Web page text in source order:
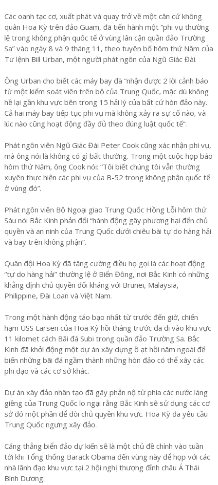
Các oanh tạc cơ, xuất phát và quay trở về một căn cứ không
quân Hoa Kỳ trên đảo Guam, đã tiến hành một “phi vụ thường
lệ trong không phận quốc tế ở vùng lân cận quần đảo Trường
Sa” vào ngày 8 và 9 tháng 11, theo tuyên bố hôm thứ Năm của
Tư lệnh Bill Urban, một người phát ngôn của Ngũ Giác Đài.
Ông Urban cho biết các máy bay đã “nhận được 2 lời cảnh báo
từ một kiểm soát viên trên bộ của Trung Quốc, mặc dù không
hề lại gần khu vực bên trong 15 hải lý của bất cứ hòn đảo này.
Cả hai máy bay tiếp tục phi vụ mà không xảy ra sự cố nào, và
lúc nào cũng hoạt động đầy đủ theo đúng luật quốc tế”.
Phát ngôn viên Ngũ Giác Đài Peter Cook cũng xác nhận phi vụ,
mà ông nói là không có gì bất thường. Trong một cuộc họp báo
hôm thứ Năm, ông Cook nói: “Tôi biết chúng tôi vẫn thường
xuyên thực hiện các phi vụ của B-52 trong không phận quốc tế
ở vùng đó”.
Phát ngôn viên Bộ Ngoại giao Trung Quốc Hồng Lỗi hôm thứ
Sáu nói Bắc Kinh phản đối “hành động gây phương hại đến chủ
quyền và an ninh của Trung Quốc dưới chiêu bài tự do hàng hải
và bay trên không phận”.
Quân đội Hoa Kỳ đã tăng cường điều họ gọi là các hoạt động
“tự do hàng hải” thường lệ ở Biển Đông, nơi Bắc Kinh có những
khẳng định chủ quyền đối kháng với Brunei, Malaysia,
Philippine, Đài Loan và Việt Nam.
Trong một hành động táo bạo nhất từ trước đến giờ, chiến
hạm USS Larsen của Hoa Kỳ hồi tháng trước đã đi vào khu vực
11 kilomet cách Bãi đá Subi trong quần đảo Trường Sa. Bắc
Kinh đã khởi động một dự án xây dựng ồ ạt hồi năm ngoái để
biến những bãi đá ngầm thành những hòn đảo có thể xây các
phi đạo và các cơ sở khác.
Dự án xây đảo nhân tạo đã gây phẫn nộ từ phía các nước láng
giềng của Trung Quốc lo ngại rằng Bắc Kinh sẽ sử dụng các cơ
sở đó một phần để đòi chủ quyền khu vực. Hoa Kỳ đã yêu cầu
Trung Quốc ngưng xây đảo.
Căng thẳng biển đảo dự kiến sẽ là một chủ đề chính vào tuần
tới khi Tổng thống Barack Obama đến vùng này để họp với các
nhà lãnh đạo khu vực tại 2 hội nghị thượng đỉnh châu Á Thái
Bình Dương.